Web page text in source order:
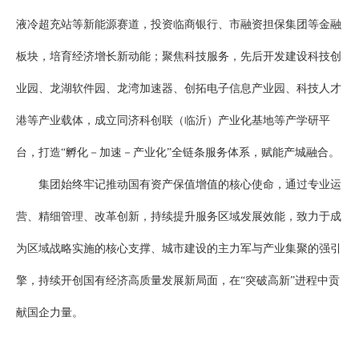
液冷超充站等新能源赛道，投资临商银行、市融资担保集团等金融
板块，培育经济增长新动能；聚焦科技服务，先后开发建设科技创
业园、龙湖软件园、龙湾加速器、创拓电子信息产业园、科技人才
港等产业载体，成立同济科创联（临沂）产业化基地等产学研平
台，打造“孵化－加速－产业化”全链条服务体系，赋能产城融合。
集团始终牢记推动国有资产保值增值的核心使命，通过专业运
营、精细管理、改革创新，持续提升服务区域发展效能，致力于成
为区域战略实施的核心支撑、城市建设的主力军与产业集聚的强引
擎，持续开创国有经济高质量发展新局面，在“突破高新”进程中贡
献国企力量。